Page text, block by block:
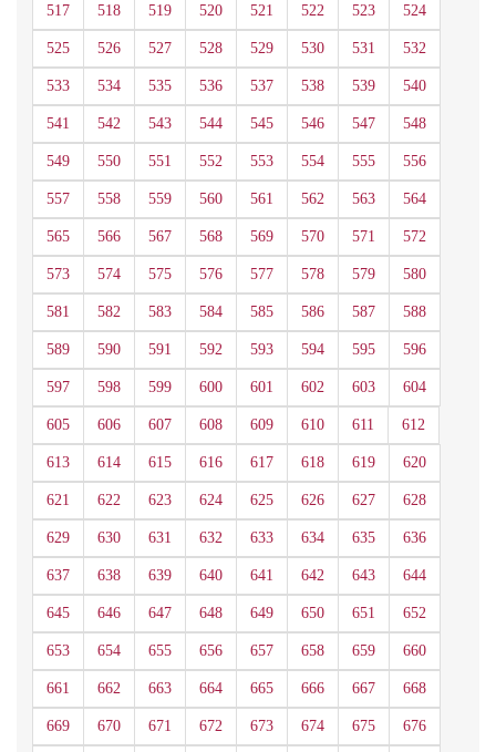
517 518 519 520 521 522 523 524
525 526 527 528 529 530 531 532
533 534 535 536 537 538 539 540
541 542 543 544 545 546 547 548
549 550 551 552 553 554 555 556
557 558 559 560 561 562 563 564
565 566 567 568 569 570 571 572
573 574 575 576 577 578 579 580
581 582 583 584 585 586 587 588
589 590 591 592 593 594 595 596
597 598 599 600 601 602 603 604
605 606 607 608 609 610 611 612
613 614 615 616 617 618 619 620
621 622 623 624 625 626 627 628
629 630 631 632 633 634 635 636
637 638 639 640 641 642 643 644
645 646 647 648 649 650 651 652
653 654 655 656 657 658 659 660
661 662 663 664 665 666 667 668
669 670 671 672 673 674 675 676